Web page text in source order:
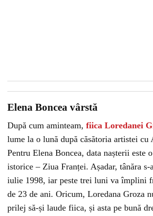
Elena Boncea vârstă
După cum aminteam, fiica Loredanei
lume la o lună după căsătoria artistei cu
Pentru Elena Boncea, data nașterii este
istorice – Ziua Franței. Așadar, tânăra s-
iulie 1998, iar peste trei luni va împlini
de 23 de ani. Oricum, Loredana Groza
prilej să-și laude fiica, și asta pe bună